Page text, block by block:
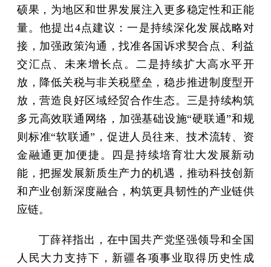
硕果，为地区和世界发展注入更多稳定性和正能
量。他提出4点建议：一是持续深化发展战略对
接，加强政策沟通，找准各国诉求契合点、利益
交汇点、未来增长点。二是持续扩大高水平开
放，降低关税与非关税壁垒，稳步推进制度型开
放，营造良好区域经贸合作生态。三是持续构筑
多元高效联通网络，加强基础设施“硬联通”和规
则标准“软联通”，促进人员往来、技术流转、资
金融通更加便捷。四是持续培育壮大发展新动
能，把握发展新质生产力的机遇，推动科技创新
和产业创新深度融合，构筑更具韧性的产业链供
应链。
丁薛祥指出，在中国共产党坚强领导和全国
人民大力支持下，新疆各项事业取得历史性成